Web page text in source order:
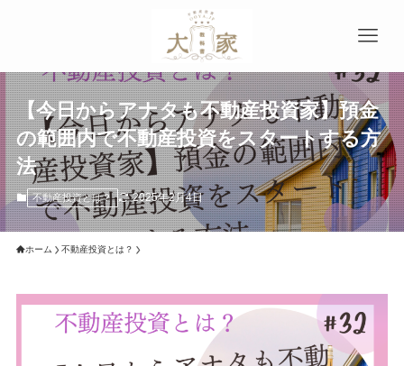
【今日からアナタも不動産投資家】預金
の範囲内で不動産投資をスタートする方
法
不動産投資とは？ 2025年2月4日
ホーム 不動産投資とは？